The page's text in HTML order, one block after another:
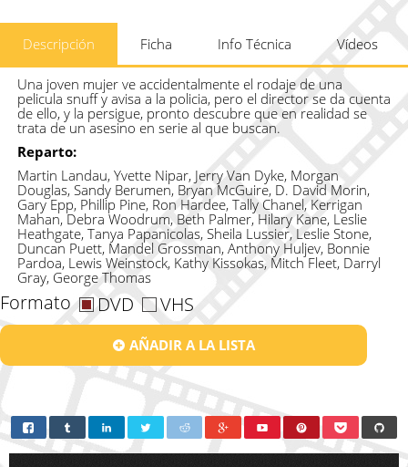
Descripción Ficha Info Técnica Vídeos
Una joven mujer ve accidentalmente el rodaje de una
pelicula snuff y avisa a la policia, pero el director se da cuenta
de ello, y la persigue, pronto descubre que en realidad se
trata de un asesino en serie al que buscan.
Reparto:
Martin Landau, Yvette Nipar, Jerry Van Dyke, Morgan
Douglas, Sandy Berumen, Bryan McGuire, D. David Morin,
Gary Epp, Phillip Pine, Ron Hardee, Tally Chanel, Kerrigan
Mahan, Debra Woodrum, Beth Palmer, Hilary Kane, Leslie
Heathgate, Tanya Papanicolas, Sheila Lussier, Leslie Stone,
Duncan Puett, Mandel Grossman, Anthony Huljev, Bonnie
Pardoa, Lewis Weinstock, Kathy Kissokas, Mitch Fleet, Darryl
Gray, George Thomas
Formato DVD VHS
AÑADIR A LA LISTA